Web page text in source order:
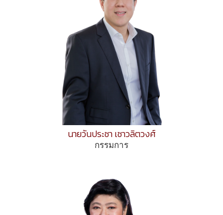
นายวันประชา เชาวลิตวงศ์
กรรมการ